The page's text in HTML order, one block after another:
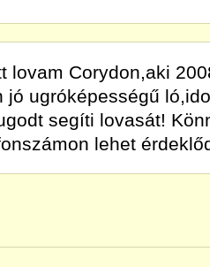
lovam Corydon,aki
jó ugróképességű
segíti lovasát!
lehet